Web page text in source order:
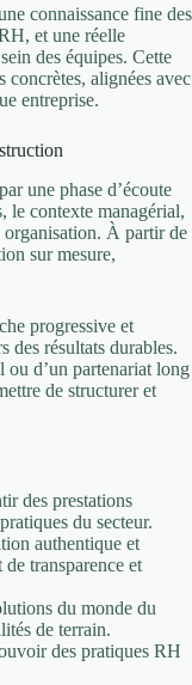
connaissance fine des
et une réelle
des équipes. Cette
concrètes, alignées avec
entreprise.
une phase d’écoute
le contexte managérial,
organisation. À partir de
sur mesure,
progressive et
des résultats durables.
ou d’un partenariat long
de structurer et
des prestations
du secteur.
authentique et
transparence et
du monde du
de terrain.
des pratiques RH